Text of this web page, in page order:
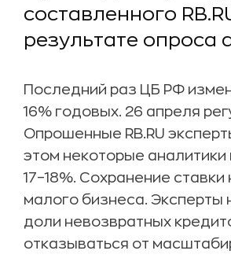
составленного
результате опроса
Последний раз ЦБ РФ
16% годовых. 26 апреля
Опрошенные RB.RU
этом некоторые
17–18%. Сохранение
малого бизнеса. Эксперты
доли невозвратных
отказываться от